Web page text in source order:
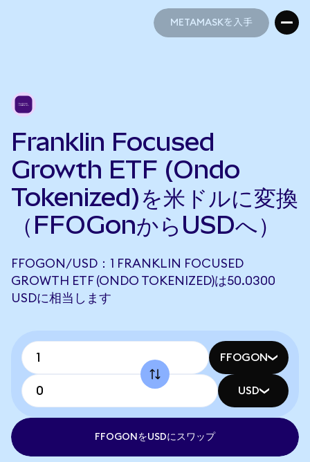
METAMASKを入手
Franklin Focused
Growth ETF (Ondo
Tokenized)を米ドルに変換
（FFOGonからUSDへ）
FFOGON/USD：1 FRANKLIN FOCUSED
GROWTH ETF (ONDO TOKENIZED)は50.0300
USDに相当します
FFOGON
USD
FFOGONをUSDにスワップ